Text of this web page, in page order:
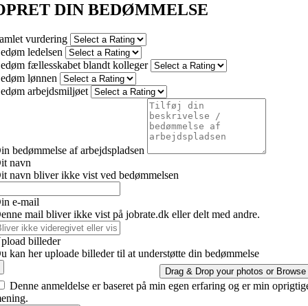
DIN BEDØMMELSE
vurdering
ledelsen
fællesskabet blandt kolleger
lønnen
arbejdsmiljøet
bedømmelse af arbejdspladsen
navn
navn bliver ikke vist ved bedømmelsen
e-mail
mail bliver ikke vist på jobrate.dk eller delt med andre.
billeder
kan her uploade billeder til at understøtte din bedømmelse
Drag & Drop your photos or Browse
Denne anmeldelse er baseret på min egen erfaring og er min